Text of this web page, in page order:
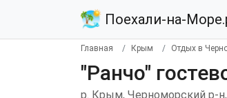
Поехали-на-
Главная Крым Отдых в
"Ранчо"
р. Крым, Черноморский р-